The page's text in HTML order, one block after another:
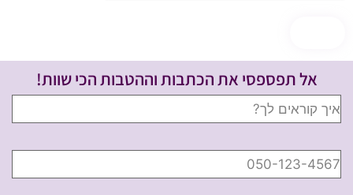
אל תפספסי את הכתבות וההטבות הכי שוות!